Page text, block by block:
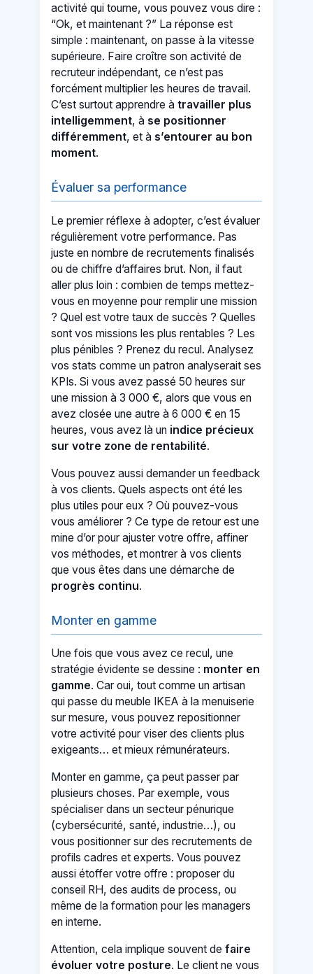
activité qui tourne, vous pouvez vous dire :
“Ok, et maintenant ?” La réponse est
simple : maintenant, on passe à la vitesse
supérieure. Faire croître son activité de
recruteur indépendant, ce n’est pas
forcément multiplier les heures de travail.
C’est surtout apprendre àtravailler plus
intelligemment, à se positionner
différemment, et à s’entourer au bon
moment.
Évaluer sa performance
Le premier réflexe à adopter, c’est évaluer
régulièrement votre performance. Pas
juste en nombre de recrutements finalisés
ou de chiffre d’affaires brut. Non, il faut
aller plus loin : combien de temps mettez-
vous en moyenne pour remplir une mission
? Quel est votre taux de succès ? Quelles
sont vos missions les plus rentables ? Les
plus pénibles ? Prenez du recul. Analysez
vos stats comme un patron analyserait ses
KPIs. Si vous avez passé 50 heures sur
une mission à 3 000 €, alors que vous en
avez closée une autre à 6 000 € en 15
heures, vous avez là un indice précieux
sur votre zone de rentabilité.
Vous pouvez aussi demander un feedback
à vos clients. Quels aspects ont été les
plus utiles pour eux ? Où pouvez-vous
vous améliorer ? Ce type de retour est une
mine d’or pour ajuster votre offre, affiner
vos méthodes, et montrer à vos clients
que vous êtes dans une démarche de
progrès continu.
Monter en gamme
Une fois que vous avez ce recul, une
stratégie évidente se dessine : monter en
gamme. Car oui, tout comme un artisan
qui passe du meuble IKEA à la menuiserie
sur mesure, vous pouvez repositionner
votre activité pour viser des clients plus
exigeants… et mieux rémunérateurs.
Monter en gamme, ça peut passer par
plusieurs choses. Par exemple, vous
spécialiser dans un secteur pénurique
(cybersécurité, santé, industrie…), ou
vous positionner sur des recrutements de
profils cadres et experts. Vous pouvez
aussi étoffer votre offre : proposer du
conseil RH, des audits de process, ou
même de la formation pour les managers
en interne.
Attention, cela implique souvent defaire
évoluer votre posture. Le client ne vous